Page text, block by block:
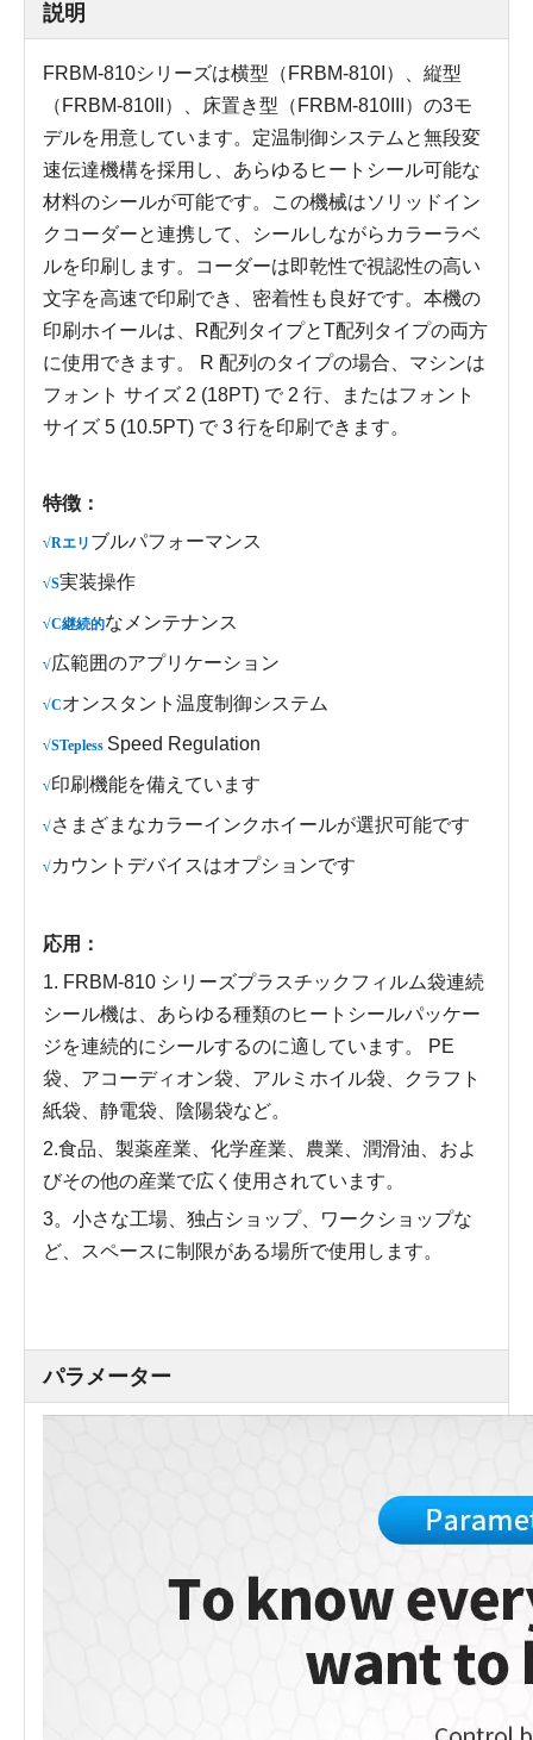
説明
FRBM-810シリーズは横型（FRBM-810I）、縦型
（FRBM-810II）、床置き型（FRBM-810III）の3モ
デルを用意しています。定温制御システムと無段変
速伝達機構を採用し、あらゆるヒートシール可能な
材料のシールが可能です。この機械はソリッドイン
クコーダーと連携して、シールしながらカラーラベ
ルを印刷します。コーダーは即乾性で視認性の高い
文字を高速で印刷でき、密着性も良好です。本機の
印刷ホイールは、R配列タイプとT配列タイプの両方
に使用できます。 R 配列のタイプの場合、マシンは
フォント サイズ 2 (18PT) で 2 行、またはフォント
サイズ 5 (10.5PT) で 3 行を印刷できます。
特徴：
√Rエリ ブルパフォーマンス
√S実装操作
√C継続的な メンテナンス
√広範囲のアプリケーション
√Cオンスタント温度制御システム
√STepless Speed Regulation
√印刷機能を備えています
√さまざまなカラーインクホイールが選択可能です
√カウントデバイスはオプションです
応用：
1. FRBM-810 シリーズプラスチックフィルム袋連続
シール機は、あらゆる種類のヒートシールパッケー
ジを連続的にシールするのに適しています。 PE
袋、アコーディオン袋、アルミホイル袋、クラフト
紙袋、静電袋、陰陽袋など。
2.食品、製薬産業、化学産業、農業、潤滑油、およ
びその他の産業で広く使用されています。
3。小さな工場、独占ショップ、ワークショップな
ど、スペースに制限がある場所で使用します。
パラメーター